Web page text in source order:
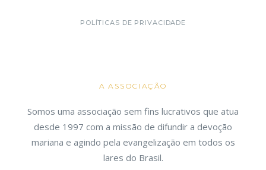
POLÍTICAS DE PRIVACIDADE
A ASSOCIAÇÃO
Somos uma associação sem fins lucrativos que atua
desde 1997 com a missão de difundir a devoção
mariana e agindo pela evangelização em todos os
lares do Brasil.